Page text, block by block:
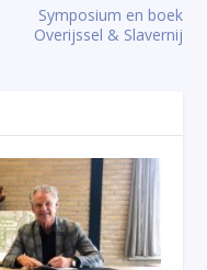
Symposium en boek
Overijssel & Slavernij